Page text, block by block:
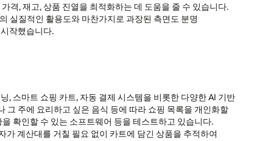
격, 재고, 상품 진열을 최적화하는 데 도움을 줄 수 있습니다.
실질적인 활용도와 마찬가지로 과장된 측면도 분명
작했습니다.
, 스마트 쇼핑 카트, 자동 결제 시스템을 비롯한 다양한 AI 기반
그 주에 요리하고 싶은 음식 등에 따라 쇼핑 목록을 개인화할
확인할 수 있는 소프트웨어 등을 테스트하고 있습니다.
계산대를 거칠 필요 없이 카트에 담긴 상품을 추적하여